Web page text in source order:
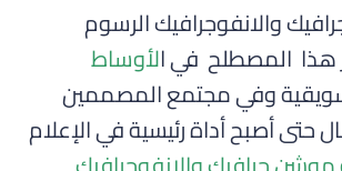
والانفوجرافيك الرسوم
هذا المصطلح في الأوساط
وفي مجتمع المصممين
حتى أصبح أداة رئيسية في الإعلام